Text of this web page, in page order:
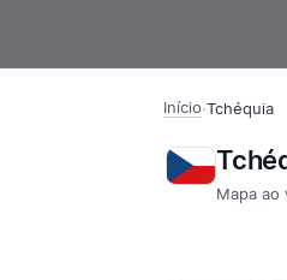
Início·Tchéquia
Mapa